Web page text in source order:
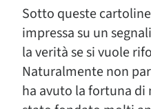
Sotto queste
impressa su un
la verità se si vuole
Naturalmente non
ha avuto la fortuna di